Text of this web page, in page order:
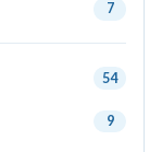
7
54
9